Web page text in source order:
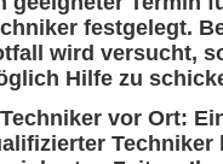
festgelegt.
wird versucht,
Hilfe zu
Techniker vor Ort:
Techniker